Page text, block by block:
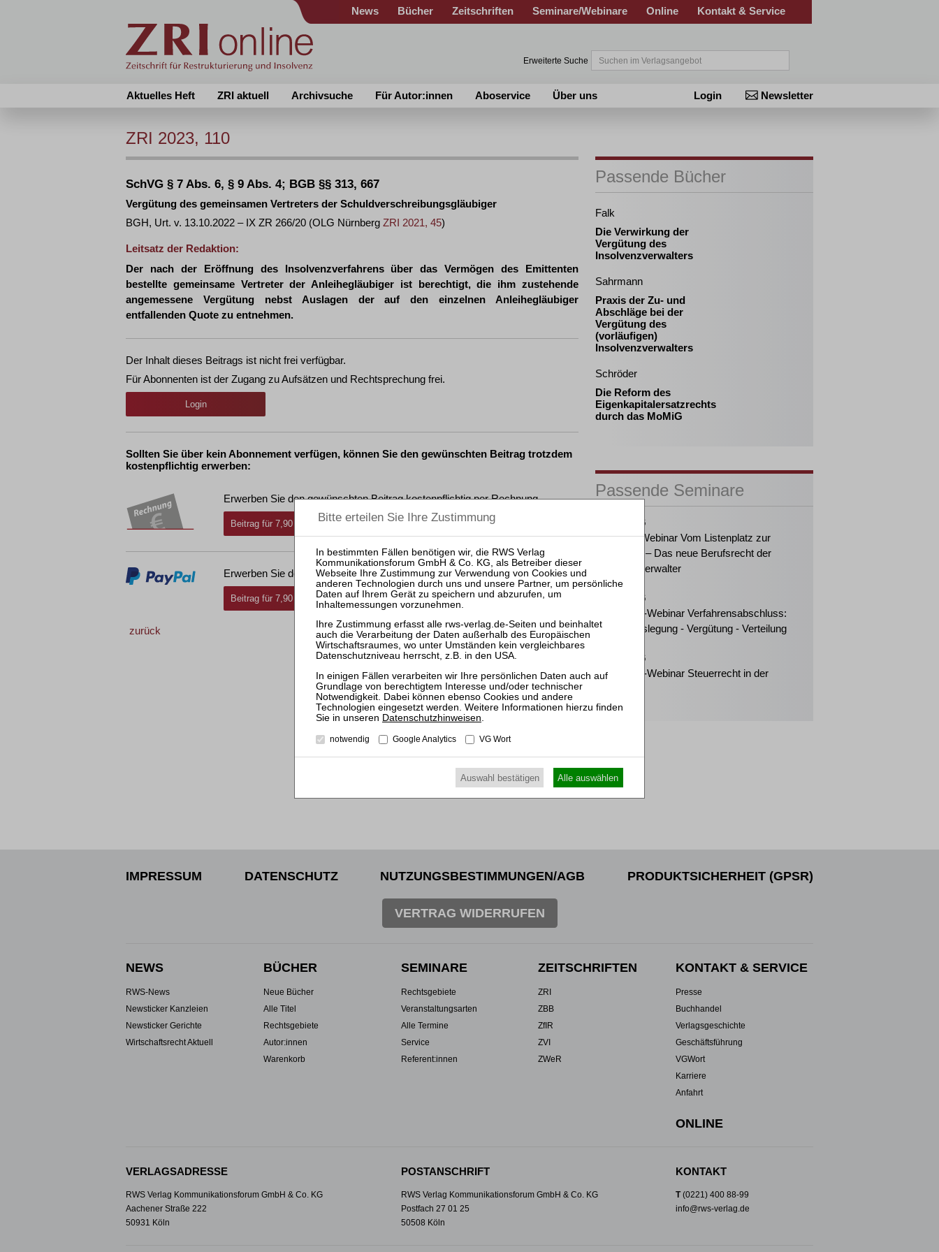
News Bücher Zeitschriften Seminare/Webinare Online Kontakt & Service
Erweiterte Suche
Aktuelles Heft ZRI aktuell Archivsuche Für Autor:innen Aboservice Über uns Newsletter
Login
ZRI 2023, 110
SchVG § 7 Abs. 6, § 9 Abs. 4; BGB §§ 313, 667
Vergütung des gemeinsamen Vertreters der Schuldverschreibungsgläubiger
BGH, Urt. v. 13.10.2022 – IX ZR 266/20 (OLG Nürnberg ZRI 2021, 45)
Leitsatz der Redaktion:
Der nach der Eröffnung des Insolvenzverfahrens über das Vermögen des Emittenten
bestellte gemeinsame Vertreter der Anleihegläubiger ist berechtigt, die ihm zustehende
angemessene Vergütung nebst Auslagen der auf den einzelnen Anleihegläubiger
entfallenden Quote zu entnehmen.
Der Inhalt dieses Beitrags ist nicht frei verfügbar.
Für Abonnenten ist der Zugang zu Aufsätzen und Rechtsprechung frei.
Login
Sollten Sie über kein Abonnement verfügen, können Sie den gewünschten Beitrag trotzdem
kostenpflichtig erwerben:
Erwerben Sie den gewünschten Beitrag kostenpflichtig per Rechnung.
Beitrag für 7,90 € inkl. 7 % MwSt. kaufen
Erwerben Sie den gewünschten Beitrag kostenpflichtig mitPayPal.
Beitrag für 7,90 € inkl. 7 % MwSt. kaufen
zurück
Passende Bücher
Falk
Die Verwirkung der
Vergütung des
Insolvenzverwalters
Sahrmann
Praxis der Zu- und
Abschläge bei der
Vergütung des
(vorläufigen)
Insolvenzverwalters
Schröder
Die Reform des
Eigenkapitalersatzrechts
durch das MoMiG
Passende Seminare
25.08.2026
Praktiker-Webinar Vom Listenplatz zur
Zulassung – Das neue Berufsrecht der
Insolvenzverwalter
15.09.2026
Mitarbeiter-Webinar Verfahrensabschluss:
Rechnungslegung - Vergütung - Verteilung
14.10.2026
Mitarbeiter-Webinar Steuerrecht in der
IMPRESSUM DATENSCHUTZ NUTZUNGSBESTIMMUNGEN/AGB PRODUKTSICHERHEIT (GPSR)
VERTRAG WIDERRUFEN
NEWS
RWS-News
Newsticker Kanzleien
Newsticker Gerichte
Wirtschaftsrecht Aktuell
BÜCHER
Neue Bücher
Alle Titel
Rechtsgebiete
Autor:innen
Warenkorb
SEMINARE
Rechtsgebiete
Veranstaltungsarten
Alle Termine
Service
Referent:innen
ZEITSCHRIFTEN
ZRI
ZBB
ZfIR
ZVI
ZWeR
KONTAKT & SERVICE
Presse
Buchhandel
Verlagsgeschichte
Geschäftsführung
VGWort
Karriere
Anfahrt
ONLINE
VERLAGSADRESSE
RWS Verlag Kommunikationsforum GmbH & Co. KG
Aachener Straße 222
50931 Köln
POSTANSCHRIFT
RWS Verlag Kommunikationsforum GmbH & Co. KG
Postfach 27 01 25
50508 Köln
KONTAKT
T(0221) 400 88-99
info@rws-verlag.de
Datenschutzhinweisen
notwendig Google Analytics VG Wort
Auswahl bestätigen Alle auswählen